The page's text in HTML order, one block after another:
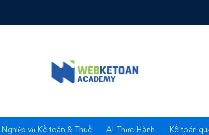
Nghiệp vụ Kế toán & Thuế AI Thực Hành Kế toán
2018
doanh nghiệp năm